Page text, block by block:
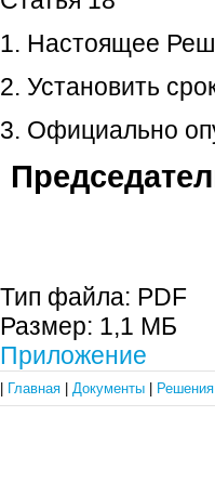
1. Настоящее
2. Установить
3. Официально
Тип файла: PDF
Размер: 1,1 МБ
Приложение
Главная Документы